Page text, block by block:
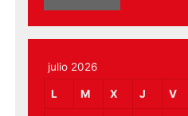
julio 2026
L M X J V